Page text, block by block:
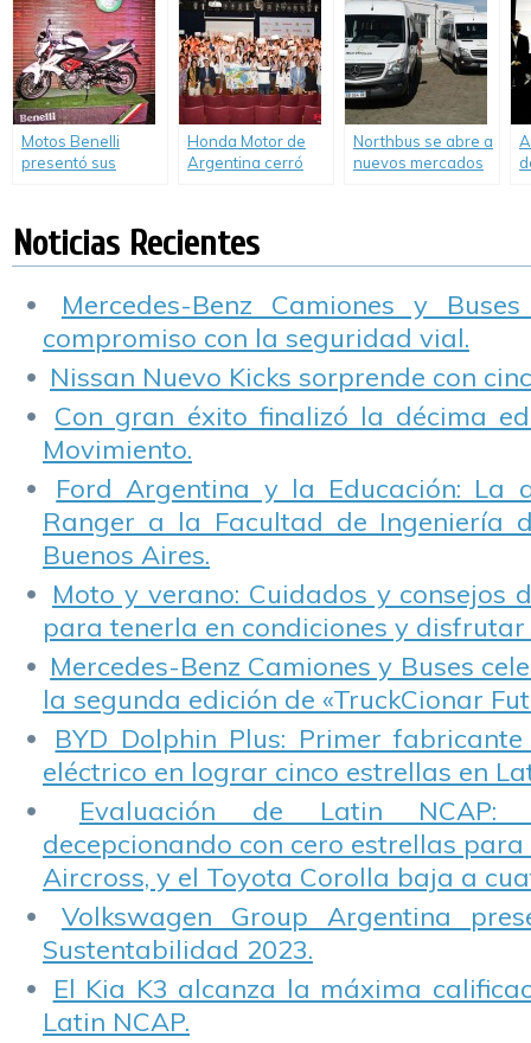
gas natural.
Multiplicador de
Capacitadores.
Motos Benelli
presentó sus
y TRK502
Honda Motor de
Argentina cerró
Movimiento»
Northbus se abre a
nuevos mercados
Noticias Recientes
Mercedes-Benz Camiones y
compromiso con la seguridad vial.
Nissan Nuevo Kicks sorprende con
Con gran éxito finalizó la décima
Movimiento.
Ford Argentina y la Educación: La
Ranger a la Facultad de Ingeniería
Buenos Aires.
Moto y verano: Cuidados y consejos
para tenerla en condiciones y disfrutar
Mercedes-Benz Camiones y Buses
la segunda edición de «TruckCionar
BYD Dolphin Plus: Primer
eléctrico en lograr cinco estrellas en
Evaluación de Latin NCAP:
decepcionando con cero estrellas para
Aircross, y el Toyota Corolla baja a
Volkswagen Group Argentina
Sustentabilidad 2023.
El Kia K3 alcanza la máxima
Latin NCAP.